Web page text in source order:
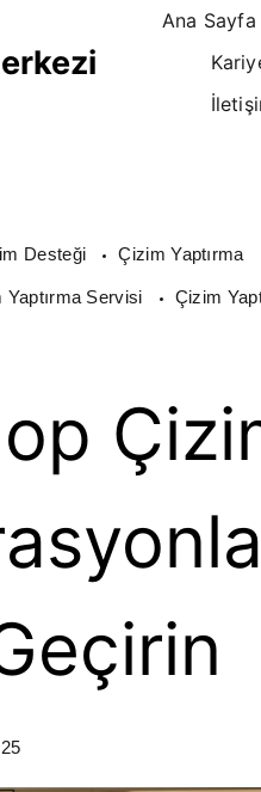
Ana Sayfa
Desteği Çizim Yaptırma
Yaptırma Servisi Çizim